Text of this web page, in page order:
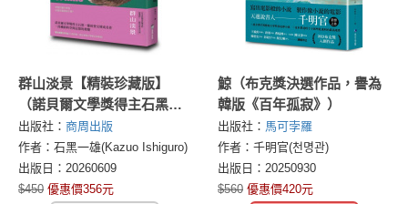
群山淡景【精裝珍藏版】
（諾貝爾文學獎得主石黑一
雄，探索記憶之謎的首部作
品）
出版社： 商周出版
作者：石黑一雄(Kazuo Ishiguro)
出版日：20260609
$450 優惠價356元
鯨（布克獎決選作品，譽為
韓版《百年孤寂》）
出版社： 馬可孛羅
作者：千明官(천명관)
出版日：20250930
$560 優惠價420元